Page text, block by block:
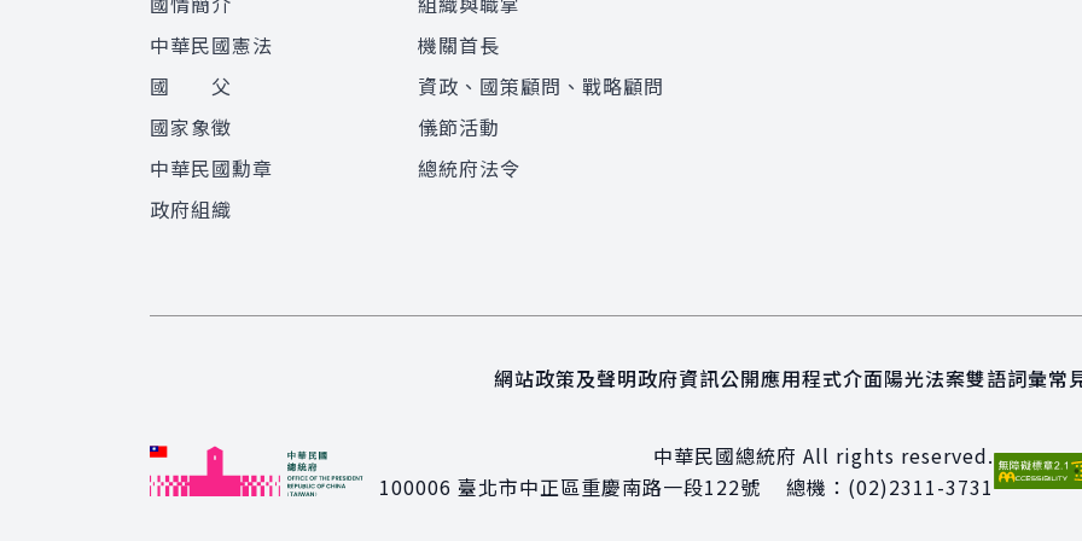
中華民國憲法
國 父
國家象徵
中華民國勳章
政府組織
機關首長
資政、國策顧問、戰略顧問
儀節活動
總統府法令
網站政策及聲明政府資訊公開應用程式介面陽光法案雙語詞彙常
中華民國總統府 All rights reserved.
100006 臺北市中正區重慶南路一段122號 總機： (02)2311-3731